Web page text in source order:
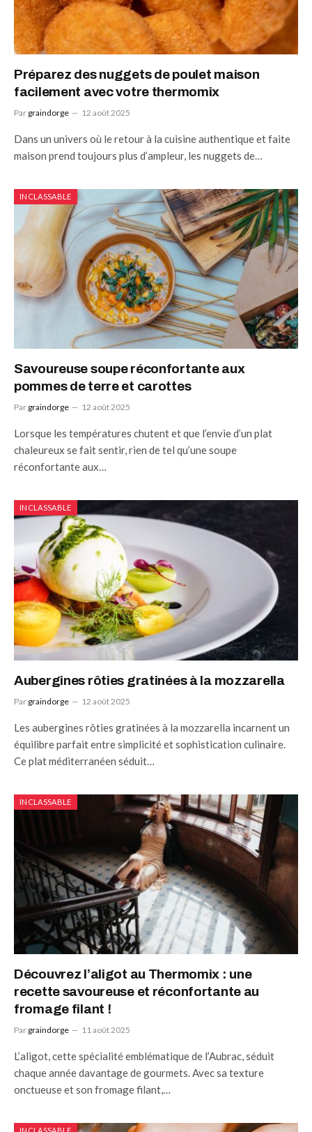
Préparez des nuggets de poulet maison
facilement avec votre thermomix
Par graindorge 12 août 2025
Dans un univers où le retour à la cuisine authentique et faite
maison prend toujours plus d’ampleur, les nuggets de…
INCLASSABLE
Savoureuse soupe réconfortante aux
pommes de terre et carottes
Par graindorge 12 août 2025
Lorsque les températures chutent et que l’envie d’un plat
chaleureux se fait sentir, rien de tel qu’une soupe
réconfortante aux…
INCLASSABLE
Aubergines rôties gratinées à la mozzarella
Par graindorge 12 août 2025
Les aubergines rôties gratinées à la mozzarella incarnent un
équilibre parfait entre simplicité et sophistication culinaire.
Ce plat méditerranéen séduit…
INCLASSABLE
Découvrez l’aligot au Thermomix : une
recette savoureuse et réconfortante au
fromage filant !
Par graindorge 11 août 2025
L’aligot, cette spécialité emblématique de l’Aubrac, séduit
chaque année davantage de gourmets. Avec sa texture
onctueuse et son fromage filant,…